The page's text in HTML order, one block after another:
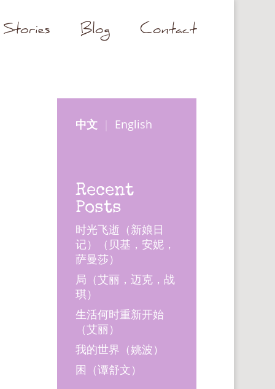
Stories Blog Contact
中文 English
Recent
Posts
时光飞逝（新娘日
记）（贝基，安妮，
萨曼莎）
局（艾丽，迈克，战
琪）
生活何时重新开始
（艾丽）
我的世界（姚波）
困（谭舒文）